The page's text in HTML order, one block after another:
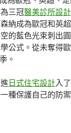
三冠醫美診所設計
納成為歐冠和英
的藍色光束刺出
公式。從未奪得
。
日式住宅設計入
種保護自己的防禦